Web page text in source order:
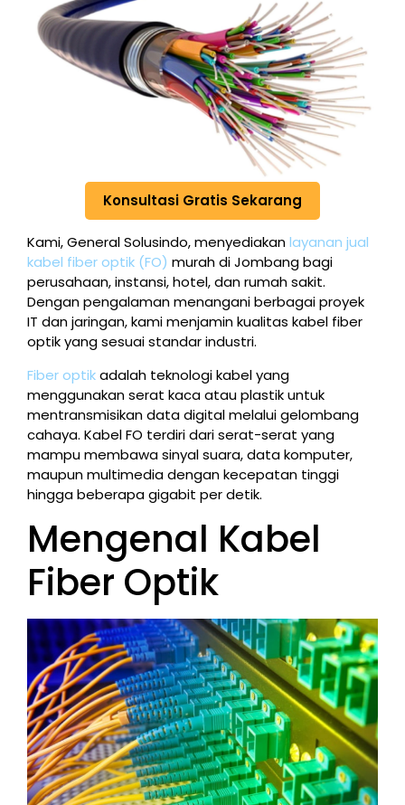
Konsultasi Gratis Sekarang
Kami, General Solusindo, menyediakanlayanan jual
kabel fiber optik (FO) murah di Jombang bagi
perusahaan, instansi, hotel, dan rumah sakit.
Dengan pengalaman menangani berbagai proyek
IT dan jaringan, kami menjamin kualitas kabel fiber
optik yang sesuai standar industri.
Fiber optikadalah teknologi kabel yang
menggunakan serat kaca atau plastik untuk
mentransmisikan data digital melalui gelombang
cahaya. Kabel FO terdiri dari serat-serat yang
mampu membawa sinyal suara, data komputer,
maupun multimedia dengan kecepatan tinggi
hingga beberapa gigabit per detik.
Mengenal Kabel
Fiber Optik